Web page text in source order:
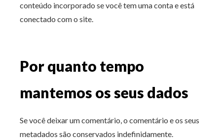
conteúdo incorporado se você tem uma conta e está
conectado com o site.
Por quanto tempo
mantemos os seus dados
Se você deixar um comentário, o comentário e os seus
metadados são conservados indefinidamente.